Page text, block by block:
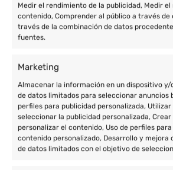
Medir el rendimiento de la publicidad, Medir
contenido, Comprender al público a través de
través de la combinación de datos
fuentes.
Marketing
Almacenar la información en un dispositivo y/
de datos limitados para seleccionar anuncios
perfiles para publicidad personalizada,
seleccionar la publicidad personalizada,
personalizar el contenido, Uso de perfiles
contenido personalizado, Desarrollo y mejora
de datos limitados con el objetivo de